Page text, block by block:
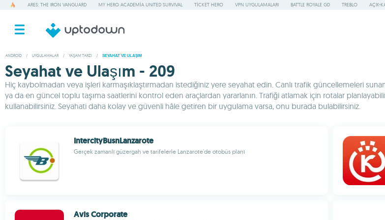
ARES: THE IRON VANGUARD MY HERO ACADEMIA UNITED SURVIVAL TICKET HERO VPN UYGULAMALARI BATTLE ROYALE GD TREBLO AÇIK-
ANDROID / UYGULAMALAR / YAŞAM TARZI / SEYAHAT VE ULAŞIM
Seyahat ve Ulaşım - 209
Hiç kaybolmadan veya işleri karmaşıklaştırmadan istediğiniz yere seyahat edin. Canlı trafik güncellemeleri
ya da en güncel toplu taşıma saatlerini kontrol eden araçlardan yararlanın. Trafiği atlamak için rotalar
kullanabilirsiniz. Seyahati daha kolay ve güvenli hâle getiren bir uygulama varsa, onu burada bulabilirsiniz.
IntercityBusnLanzarote
Gerçek zamanlı güzergah ve tarifelerle Lanzarote'de otobüs planı
Avis Corporate